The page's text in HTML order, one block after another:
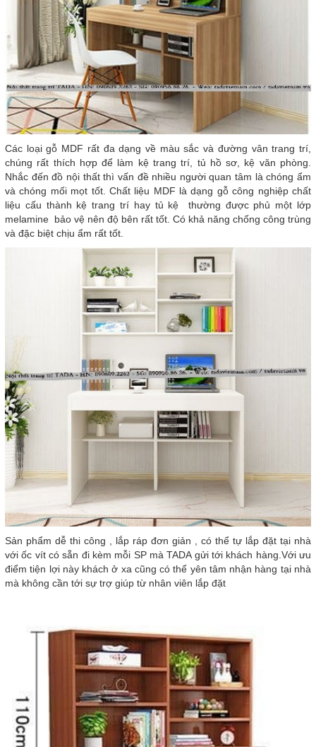
Các loại gỗ MDF rất đa dạng về màu sắc và đường vân trang trí,
chúng rất thích hợp để làm kệ trang trí, tủ hồ sơ, kệ văn phòng.
Nhắc đến đồ nội thất thì vấn đề nhiều người quan tâm là chóng ẩm
và chóng mối mọt tốt. Chất liệu MDF là dạng gỗ công nghiệp chất
liệu cấu thành kệ trang trí hay tủ kệ thường được phủ một lớp
melamine bảo vệ nên độ bên rất tốt. Có khả năng chống công trùng
và đặc biệt chịu ẩm rất tốt.
Sản phẩm dễ thi công , lắp ráp đơn giản , có thể tự lắp đặt tại nhà
với ốc vít có sẵn đi kèm mỗi SP mà TADA gửi tới khách hàng.Với ưu
điểm tiện lợi này khách ở xa cũng có thể yên tâm nhận hàng tại nhà
mà không cần tới sự trợ giúp từ nhân viên lắp đặt